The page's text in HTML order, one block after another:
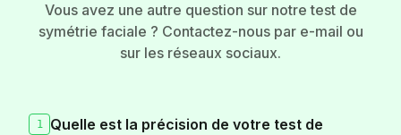
Vous avez une autre question sur notre test de
symétrie faciale ? Contactez-nous par e-mail ou
sur les réseaux sociaux.
1
Quelle est la précision de votre test de